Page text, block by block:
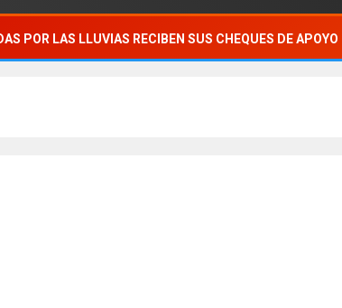
POR LAS LLUVIAS RECIBEN SUS CHEQUES DE APOYO